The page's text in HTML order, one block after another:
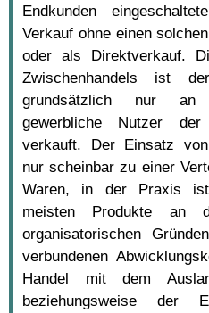
Endkunden
Verkauf ohne einen
oder als Direktverkauf.
Zwischenhandels ist
grundsätzlich nur an
gewerbliche Nutzer der
verkauft. Der Einsatz
nur scheinbar zu einer
Waren, in der Praxis
meisten Produkte an
organisatorischen
verbundenen
Handel mit dem
beziehungsweise der